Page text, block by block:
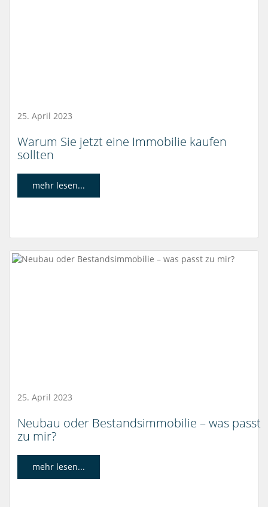
25. April 2023
Warum Sie jetzt eine Immobilie kaufen
sollten
mehr lesen...
25. April 2023
Neubau oder Bestandsimmobilie – was passt
zu mir?
mehr lesen...